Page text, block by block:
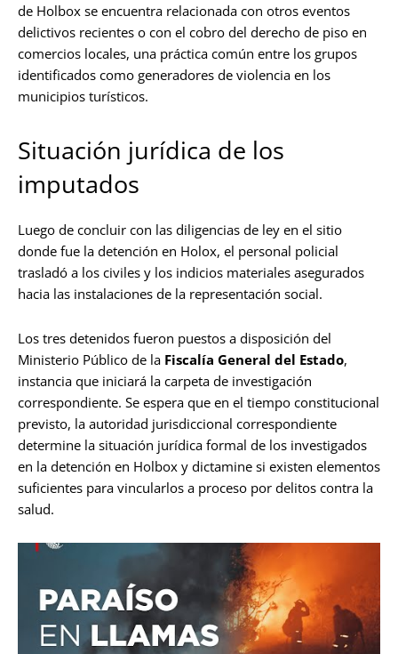
de Holbox se encuentra relacionada con otros eventos
delictivos recientes o con el cobro del derecho de piso en
comercios locales, una práctica común entre los grupos
identificados como generadores de violencia en los
municipios turísticos.
Situación jurídica de los
imputados
Luego de concluir con las diligencias de ley en el sitio
donde fue la detención en Holox, el personal policial
trasladó a los civiles y los indicios materiales asegurados
hacia las instalaciones de la representación social.
Los tres detenidos fueron puestos a disposición del
Ministerio Público de la Fiscalía General del Estado,
instancia que iniciará la carpeta de investigación
correspondiente. Se espera que en el tiempo constitucional
previsto, la autoridad jurisdiccional correspondiente
determine la situación jurídica formal de los investigados
en la detención en Holbox y dictamine si existen elementos
suficientes para vincularlos a proceso por delitos contra la
salud.